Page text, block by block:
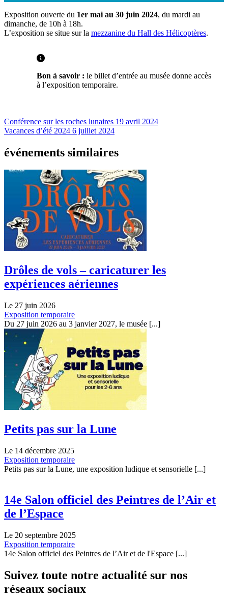
Exposition ouverte du 1er mai au 30 juin 2024, du mardi au
dimanche, de 10h à 18h.
L’exposition se situe sur la mezzanine du Hall des Hélicoptères.
Bon à savoir : le billet d’entrée au musée donne accès
à l’exposition temporaire.
Conférence sur les roches lunaires 19 avril 2024
Vacances d’été 2024 6 juillet 2024
événements similaires
Drôles de vols – caricaturer les
expériences aériennes
Le 27 juin 2026
Exposition temporaire
Du 27 juin 2026 au 3 janvier 2027, le musée [...]
Petits pas sur la Lune
Le 14 décembre 2025
Exposition temporaire
Petits pas sur la Lune, une exposition ludique et sensorielle [...]
14e Salon officiel des Peintres de l’Air et
de l’Espace
Le 20 septembre 2025
Exposition temporaire
14e Salon officiel des Peintres de l’Air et de l'Espace [...]
Suivez toute notre actualité sur nos
réseaux sociaux